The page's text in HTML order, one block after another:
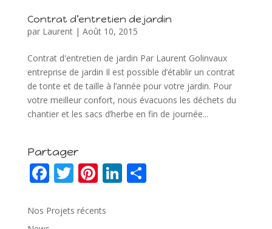
Contrat d’entretien de jardin
par Laurent| Août 10, 2015
Contrat d'entretien de jardin Par Laurent Golinvaux
entreprise de jardin Il est possible d’établir un contrat
de tonte et de taille à l’année pour votre jardin. Pour
votre meilleur confort, nous évacuons les déchets du
chantier et les sacs d’herbe en fin de journée...
Partager
F
e
T
itt
Pi
er
Li P
Nos Projets récents